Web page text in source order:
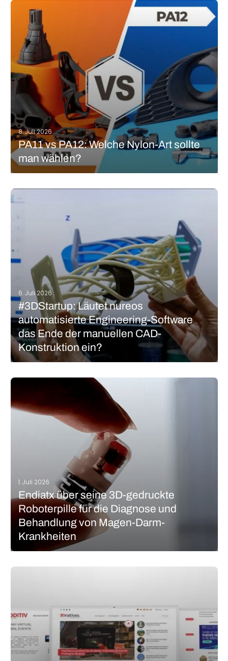
und Einschränkungen gerecht werden. Wir haben gesehen, dass
der Markt für Materialien in den letzten Jahren exponentiell
gewachsen ist, mit dem Ziel, bessere Lösungen…
MEHR LESEN
8. Juli 2026
PA11 vs PA12: Welche Nylon-Art sollte
man wählen?
häufig angewendete thermoplastische Polymer- bzw.
standhalten zu können, und für seine Hitzeresistenz, seine
Reißfestigkeit sowie Abriebbeständigkeit. Daher findet das…
6. Juli 2026
#3DStartup: Läutet nureos
automatisierte Engineering-Software
das Ende der manuellen CAD-
Konstruktion ein?
gestalterische Freiheit – dennoch stehen Ingenieur:innen oft vor
komplexen, manuellen Konstruktionsprozessen, um aus einem
Konzept ein fertiges Bauteil herzustellen. Das Zürcher Software-
Startup nureo will das ändern, indem es die Lücke zwischen…
MEHR LESEN
1. Juli 2026
Endiatx über seine 3D-gedruckte
Roboterpille für die Diagnose und
Behandlung von Magen-Darm-
Krankheiten
Drucks setzen immer mehr Unternehmen diese Technologie bei